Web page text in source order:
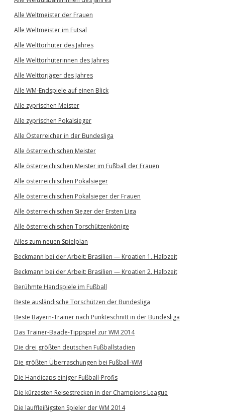
Alle Weltmeister der Frauen
Alle Weltmeister im Futsal
Alle Welttorhüter des Jahres
Alle Welttorhüterinnen des Jahres
Alle Welttorjäger des Jahres
Alle WM-Endspiele auf einen Blick
Alle zyprischen Meister
Alle zyprischen Pokalsieger
Alle Österreicher in der Bundesliga
Alle österreichischen Meister
Alle österreichischen Meister im Fußball der Frauen
Alle österreichischen Pokalsieger
Alle österreichischen Pokalsieger der Frauen
Alle österreichischen Sieger der Ersten Liga
Alle österreichischen Torschützenkönige
Alles zum neuen Spielplan
Beckmann bei der Arbeit: Brasilien — Kroatien 1. Halbzeit
Beckmann bei der Arbeit: Brasilien — Kroatien 2. Halbzeit
Berühmte Handspiele im Fußball
Beste ausländische Torschützen der Bundesliga
Beste Bayern-Trainer nach Punkteschnitt in der Bundesliga
Das Trainer-Baade-Tippspiel zur WM 2014
Die drei größten deutschen Fußballstadien
Die größten Überraschungen bei Fußball-WM
Die Handicaps einiger Fußball-Profis
Die kürzesten Reisestrecken in der Champions League
Die lauffleißigsten Spieler der WM 2014